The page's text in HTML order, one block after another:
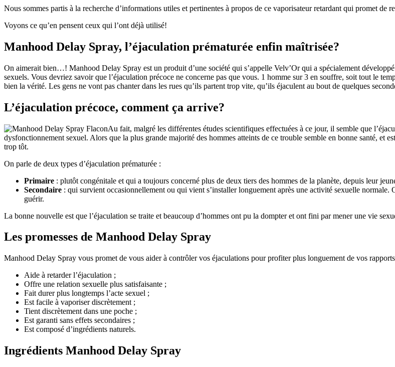
Nous sommes partis à la recherche d’informations utiles et pertinentes à propos de ce vaporisateur retardant qui promet de
Voyons ce qu’en pensent ceux qui l’ont déjà utilisé!
Manhood Delay Spray, l’éjaculation prématurée enfin maîtrisée?
On aimerait bien…! Manhood Delay Spray est un produit d’une société qui s’appelle Velv’Or qui a spécialement
sexuels. Vous devriez savoir que l’éjaculation précoce ne concerne pas que vous. 1 homme sur 3 en souffre, soit tout le
bien la vérité. Les gens ne vont pas chanter dans les rues qu’ils partent trop vite, qu’ils éjaculent au bout de quelques
L’éjaculation précoce, comment ça arrive?
Au fait, malgré les différentes études scientifiques effectuées à ce jour, il semble que
dysfonctionnement sexuel. Alors que la plus grande majorité des hommes atteints de ce trouble semble en bonne santé, et
trop tôt.
On parle de deux types d’éjaculation prématurée :
Primaire : plutôt congénitale et qui a toujours concerné plus de deux tiers des hommes de la planète, depuis leur
Secondaire : qui survient occasionnellement ou qui vient s’installer longuement après une activité sexuelle
guérir.
La bonne nouvelle est que l’éjaculation se traite et beaucoup d’hommes ont pu la dompter et ont fini par mener une vie
Les promesses de Manhood Delay Spray
Manhood Delay Spray vous promet de vous aider à contrôler vos éjaculations pour profiter plus longuement de vos
Aide à retarder l’éjaculation ;
Offre une relation sexuelle plus satisfaisante ;
Fait durer plus longtemps l’acte sexuel ;
Est facile à vaporiser discrètement ;
Tient discrètement dans une poche ;
Est garanti sans effets secondaires ;
Est composé d’ingrédients naturels.
Ingrédients Manhood Delay Spray